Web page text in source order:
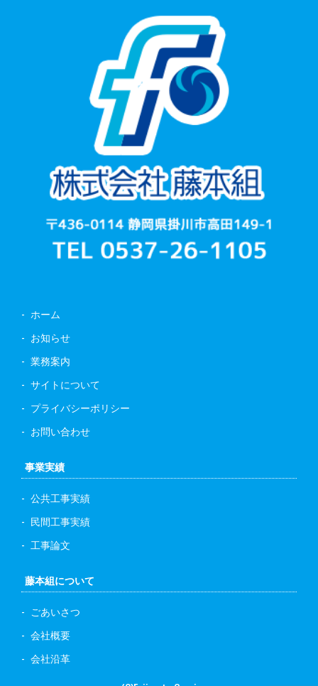
ホーム
お知らせ
業務案内
サイトについて
プライバシーポリシー
お問い合わせ
事業実績
公共工事実績
民間工事実績
工事論文
藤本組について
ごあいさつ
会社概要
会社沿革